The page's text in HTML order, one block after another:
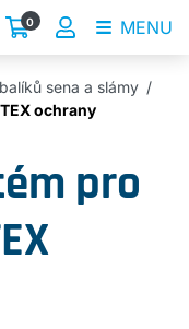
sena a slámy
ochrany
pro
0 MENU